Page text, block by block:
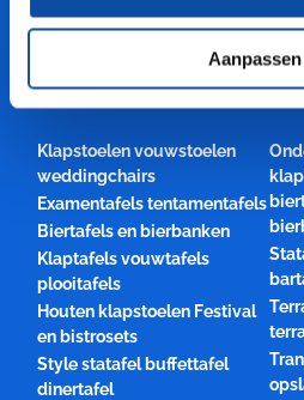
Aanpassen
Vele VEILIGE
CATEGORIEËN
Klapstoelen vouwstoelen
weddingchairs
Examentafels tentamentafels
Biertafels en bierbanken
Klaptafels vouwtafels
plooitafels
Houten klapstoelen Festival
en bistrosets
Style statafel buffettafel
dinertafel